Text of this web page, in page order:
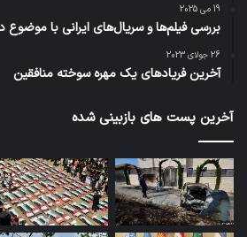
19 می 2025
بررسی فیلم‌ها و سریال‌های ایرانی با
26 جولای 2023
آخرین فریادهای یک مهره سوخته منافقین
آخرین پست های بازبینی شده